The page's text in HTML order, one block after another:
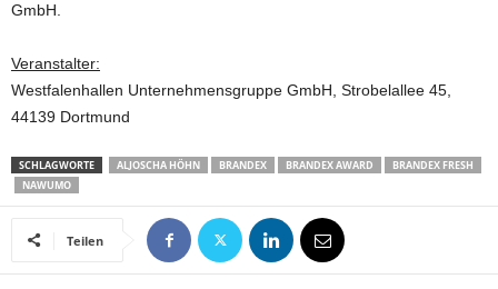
GmbH.
Veranstalter:
Westfalenhallen Unternehmensgruppe GmbH, Strobelallee 45,
44139 Dortmund
SCHLAGWORTE ALJOSCHA HÖHN BRANDEX BRANDEX AWARD
BRANDEX FRESH
NAWUMO
Teilen